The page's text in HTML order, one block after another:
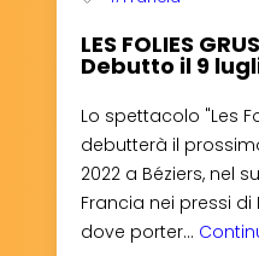
LES FOLIES
Debutto il 9
Lo spettacolo "Les
debutterà il
2022 a Béziers, nel
Francia nei pressi di
dove porter...